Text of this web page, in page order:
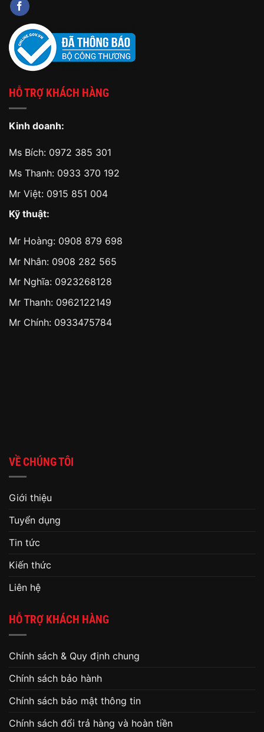
HỖ TRỢ KHÁCH HÀNG
Kinh doanh:
Ms Bích: 0972 385 301
Ms Thanh: 0933 370 192
Mr Việt: 0915 851 004
Kỹ thuật:
Mr Hoàng: 0908 879 698
Mr Nhân: 0908 282 565
Mr Nghĩa: 0923268128
Mr Thanh: 0962122149
Mr Chính: 0933475784
VỀ CHÚNG TÔI
Giới thiệu
Tuyển dụng
Tin tức
Kiến thức
Liên hệ
HỖ TRỢ KHÁCH HÀNG
Chính sách & Quy định chung
Chính sách bảo hành
Chính sách bảo mật thông tin
Chính sách đổi trả hàng và hoàn tiền